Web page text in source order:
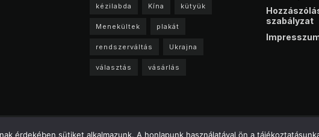
kézilabda Kína kütyük
Menekültek plakát
rendszerváltás Ukrajna
választás vásárlás
szabályzat
érdekében sütiket alkalmazunk. A honlapunk használatával ön a